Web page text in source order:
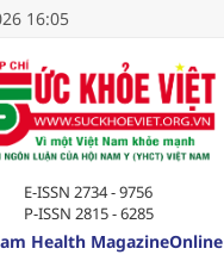
16:05
E-ISSN 2734 - 9756
P-ISSN 2815 - 6285
Health MagazineOnline